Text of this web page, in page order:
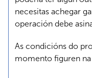
necesitas achegar
operación debe
As condicións do
momento figuren